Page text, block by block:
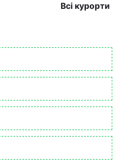
Всі курорти